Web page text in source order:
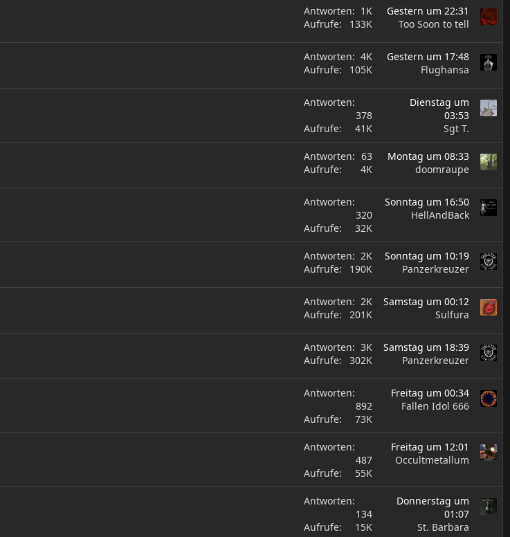
t
Antworten
1K
Aufrufe
133K
Gestern um 22:31
Too Soon to tell
Antworten
4K
Aufrufe
105K
Gestern um 17:48
Flughansa
Antworten
378
Aufrufe
41K
Dienstag um
03:53
Sgt T.
Antworten
63
Aufrufe
4K
Montag um 08:33
doomraupe
Antworten
320
Aufrufe
32K
Sonntag um 16:50
HellAndBack
Antworten
2K
Aufrufe
190K
Sonntag um 10:19
Panzerkreuzer
Antworten
2K
Aufrufe
201K
Samstag um 00:12
Sulfura
Antworten
3K
Aufrufe
302K
Samstag um 18:39
Panzerkreuzer
Antworten
892
Aufrufe
73K
Freitag um 00:34
Fallen Idol 666
Antworten
487
Aufrufe
55K
Freitag um 12:01
Occultmetallum
Antworten
134
Aufrufe
15K
Donnerstag um
01:07
St. Barbara